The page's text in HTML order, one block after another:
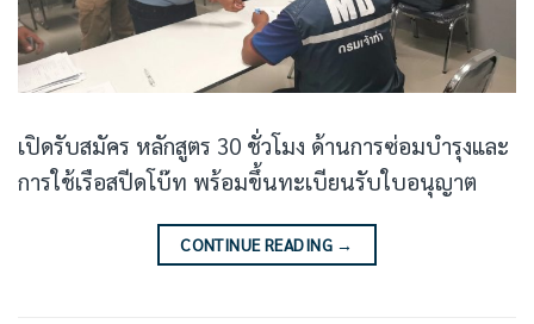
เปิดรับสมัคร หลักสูตร 30 ชั่วโมง ด้านการซ่อมบำรุงและ
การใช้เรือสปีดโบ๊ท พร้อมขึ้นทะเบียนรับใบอนุญาต
CONTINUE READING →